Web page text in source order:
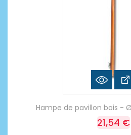
Hampe de pavillon bois -
21,54 €